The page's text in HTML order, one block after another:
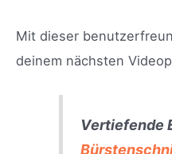
Mit dieser
deinem nächsten
Vertiefende